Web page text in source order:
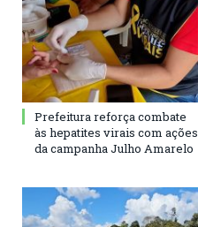
Prefeitura reforça combate
às hepatites virais com ações
da campanha Julho Amarelo